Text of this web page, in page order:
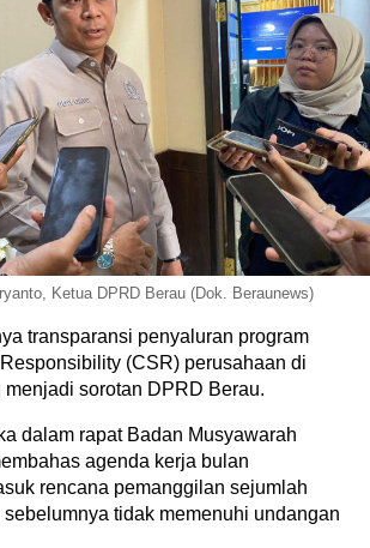
Ketua DPRD Berau (Dok. Beraunews)
transparansi penyaluran program
(CSR) perusahaan di
menjadi sorotan DPRD Berau.
dalam rapat Badan Musyawarah
agenda kerja bulan
rencana pemanggilan sejumlah
tidak memenuhi undangan